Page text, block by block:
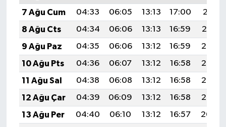
7 Ağu Cum
04:33 06:05 13:13 17:00
20:11
8 Ağu Cts
04:34 06:06 13:13 16:59
20:10
9 Ağu Paz
04:35 06:06 13:12 16:59
20:08
10 Ağu Pts
04:36 06:07 13:12 16:58
20:07
11 Ağu Sal
04:38 06:08 13:12 16:58
20:06
12 Ağu Çar
04:39 06:09 13:12 16:58
20:05
13 Ağu Per
04:40 06:10 13:12 16:57
20:04